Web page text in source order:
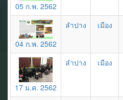
05 ก.พ. 2562
04 ก.พ. 2562
ลำปาง เมือง
17 ม.ค. 2562
ลำปาง เมือง